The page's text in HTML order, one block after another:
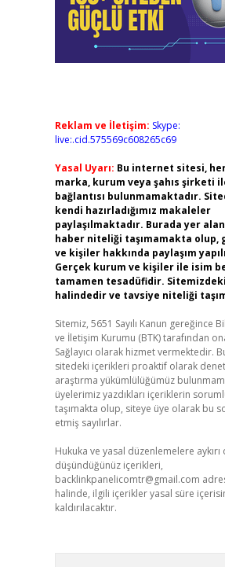
Reklam ve İletişim: Skype:
live:.cid.575569c608265c69
Yasal Uyarı: Bu internet sitesi,
marka, kurum veya şahıs şirketi
bağlantısı bulunmamaktadır.
kendi hazırladığımız makaleler
paylaşılmaktadır. Burada yer
haber niteliği taşımamakta olup,
ve kişiler hakkında paylaşım
Gerçek kurum ve kişiler ile isim
tamamen tesadüfidir.
halindedir ve tavsiye niteliği
Sitemiz, 5651 Sayılı Kanun gereğince
ve İletişim Kurumu (BTK) tarafından
Sağlayıcı olarak hizmet vermektedir.
sitedeki içerikleri proaktif olarak
araştırma yükümlülüğümüz
üyelerimiz yazdıkları içeriklerin
taşımakta olup, siteye üye olarak bu
etmiş sayılırlar.
Hukuka ve yasal düzenlemelere
düşündüğünüz içerikleri,
backlinkpanelicomtr@gmail.com
halinde, ilgili içerikler yasal süre
kaldırılacaktır.